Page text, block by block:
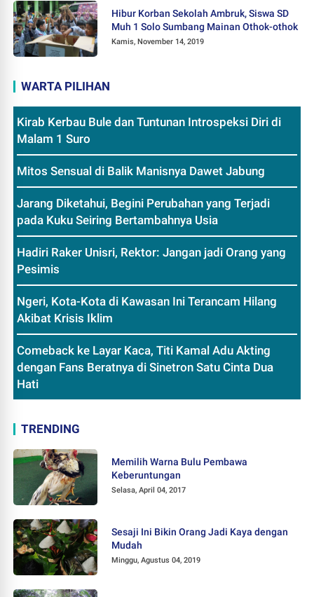
Hibur Korban Sekolah Ambruk, Siswa SD
Muh 1 Solo Sumbang Mainan Othok-othok
Kamis, November 14, 2019
WARTA PILIHAN
Kirab Kerbau Bule dan Tuntunan Introspeksi Diri di
Malam 1 Suro
Mitos Sensual di Balik Manisnya Dawet Jabung
Jarang Diketahui, Begini Perubahan yang Terjadi
pada Kuku Seiring Bertambahnya Usia
Hadiri Raker Unisri, Rektor: Jangan jadi Orang yang
Pesimis
Ngeri, Kota-Kota di Kawasan Ini Terancam Hilang
Akibat Krisis Iklim
Comeback ke Layar Kaca, Titi Kamal Adu Akting
dengan Fans Beratnya di Sinetron Satu Cinta Dua
Hati
TRENDING
Memilih Warna Bulu Pembawa
Keberuntungan
Selasa, April 04, 2017
Sesaji Ini Bikin Orang Jadi Kaya dengan
Mudah
Minggu, Agustus 04, 2019